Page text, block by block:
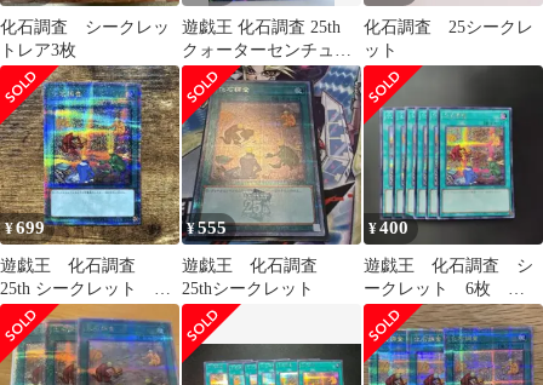
化石調査 シークレッ
トレア3枚
遊戯王 化石調査 25th
クォーターセンチュリ
ーシークレット
化石調査 25シークレ
ット
¥699
遊戯王 化石調査
25th シークレット
X11
¥555
遊戯王 化石調査
25thシークレット
¥400
遊戯王 化石調査 シ
ークレット 6枚
Y254